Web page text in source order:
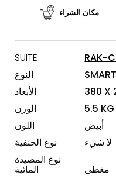
مكان الشراء
SUITE
RAK-
النوع
الأبعاد
380 X
الوزن
5.5 KG
اللون
أبيض
نوع الحنفية
لا شيء
نوع المصيدة
المائية
مغطى